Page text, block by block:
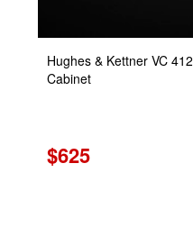
Hughes & Kettner VC
Cabinet
$625